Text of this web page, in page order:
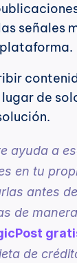
señales
de
ayuda a
en tu
antes
de